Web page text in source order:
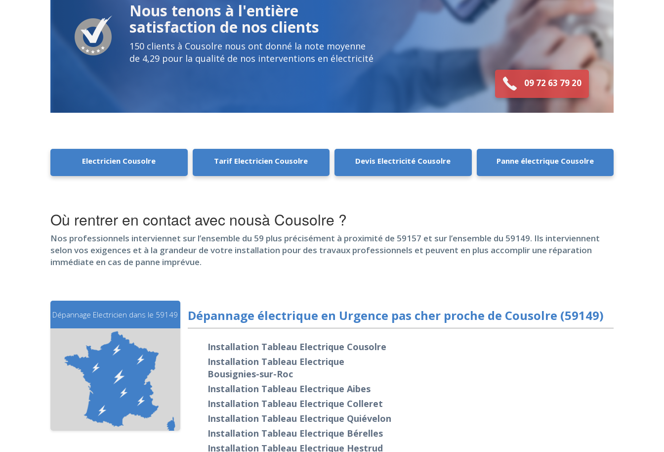
Nous tenons à l'entière
satisfaction de nos clients
150 clients à Cousolre nous ont donné la note moyenne
de 4,29 pour la qualité de nos interventions en électricité
09 72 63 79 20
Electricien Cousolre Tarif Electricien Cousolre Devis Electricité Cousolre Panne électrique Cousolre
Où rentrer en contact avec nousà Cousolre ?
Nos professionnels interviennet sur l’ensemble du 59 plus précisément à proximité de 59157 et sur l’ensemble du 59149. Ils interviennent
selon vos exigences et à la grandeur de votre installation pour des travaux professionnels et peuvent en plus accomplir une réparation
immédiate en cas de panne imprévue.
Dépannage Electricien dans le 59149 Dépannage électrique en Urgence pas cher proche de Cousolre (59149)
Installation Tableau Electrique Cousolre
Installation Tableau Electrique
Bousignies-sur-Roc
Installation Tableau Electrique Aibes
Installation Tableau Electrique Colleret
Installation Tableau Electrique Quiévelon
Installation Tableau Electrique Bérelles
Installation Tableau Electrique Hestrud